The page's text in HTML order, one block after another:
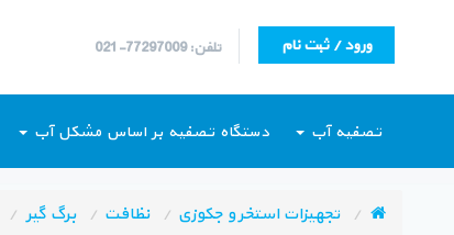
تلفن: 77297009-021 ورود / ثبت نام
تصفیه آب دستگاه تصفیه بر اساس مشکل آب
تجهیزات استخر و جکوزی نظافت برگ گیر